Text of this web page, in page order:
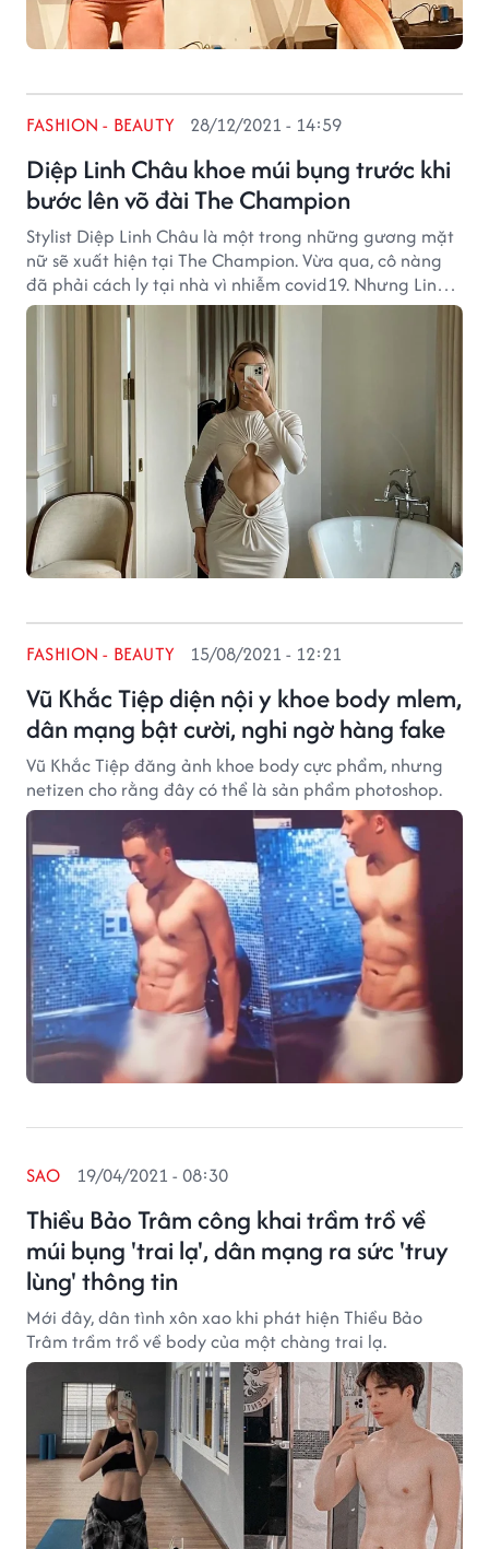
Diệp Linh Châu khoe múi bụng trước khi
bước lên võ đài The Champion
FASHION - BEAUTY 28/12/2021 - 14:59
Stylist Diệp Linh Châu là một trong những gương mặt
nữ sẽ xuất hiện tại The Champion. Vừa qua, cô nàng
đã phải cách ly tại nhà vì nhiễm covid19. Nhưng Linh
Châu vẫn tích cực sinh hoạt, và tập luyện tại nhà
chuẩn bị cho ngày lên võ đài.
Vũ Khắc Tiệp diện nội y khoe body mlem,
dân mạng bật cười, nghi ngờ hàng fake
FASHION - BEAUTY 15/08/2021 - 12:21
Vũ Khắc Tiệp đăng ảnh khoe body cực phẩm, nhưng
netizen cho rằng đây có thể là sản phẩm photoshop.
Thiều Bảo Trâm công khai trầm trồ về
múi bụng 'trai lạ', dân mạng ra sức 'truy
lùng' thông tin
SAO 19/04/2021 - 08:30
Mới đây, dân tình xôn xao khi phát hiện Thiều Bảo
Trâm trầm trồ về body của một chàng trai lạ.